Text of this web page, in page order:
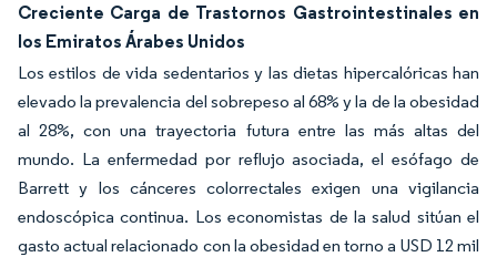
Creciente Carga de Trastornos Gastrointestinales en
los Emiratos Árabes Unidos
Los estilos de vida sedentarios y las dietas hipercalóricas han
elevado la prevalencia del sobrepeso al 68% y la de la obesidad
al 28%, con una trayectoria futura entre las más altas del
mundo. La enfermedad por reflujo asociada, el esófago de
Barrett y los cánceres colorrectales exigen una vigilancia
endoscópica continua. Los economistas de la salud sitúan el
gasto actual relacionado con la obesidad en torno a USD 12 mil